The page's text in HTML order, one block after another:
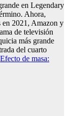
en Legendary
Ahora,
en 2021, Amazon y
de televisión
más grande
del cuarto
Efecto de masa: